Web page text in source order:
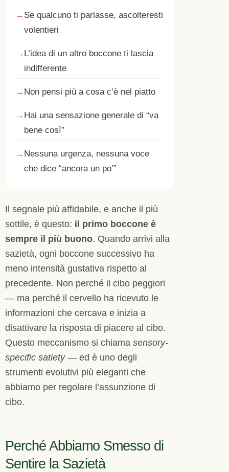
Se qualcuno ti parlasse, ascolteresti
volentieri
L’idea di un altro boccone ti lascia
indifferente
Non pensi più a cosa c’è nel piatto
Hai una sensazione generale di “va
bene così”
Nessuna urgenza, nessuna voce
che dice “ancora un po’”
Il segnale più affidabile, e anche il più
sottile, è questo: il primo boccone è
sempre il più buono. Quando arrivi alla
sazietà, ogni boccone successivo ha
meno intensità gustativa rispetto al
precedente. Non perché il cibo peggiori
— ma perché il cervello ha ricevuto le
informazioni che cercava e inizia a
disattivare la risposta di piacere al cibo.
Questo meccanismo si chiama sensory-
specific satiety— ed è uno degli
strumenti evolutivi più eleganti che
abbiamo per regolare l’assunzione di
cibo.
Perché Abbiamo Smesso di
Sentire la Sazietà